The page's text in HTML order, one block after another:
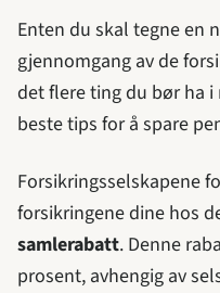
Enten du skal tegne en
gjennomgang av de
det flere ting du bør ha i
beste tips for å spare
Forsikringsselskapene
forsikringene dine hos
samlerabatt. Denne
prosent, avhengig av